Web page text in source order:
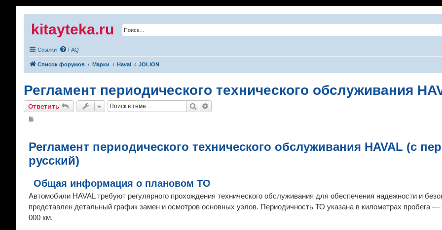
kitayteka.ru
Ссылки FAQ
Список форумов Марки Haval JOLION
Регламент периодического технического обслуживания
Ответить Поиск
щ
е
и
е
Регламент периодического технического обслуживания HAVAL (с
русский)
Общая информация о плановом ТО
Автомобили HAVAL требуют регулярного прохождения технического обслуживания для обеспечения надежности и
представлен детальный график замен и осмотров основных узлов. Периодичность ТО указана в километрах пробега —
000 км.